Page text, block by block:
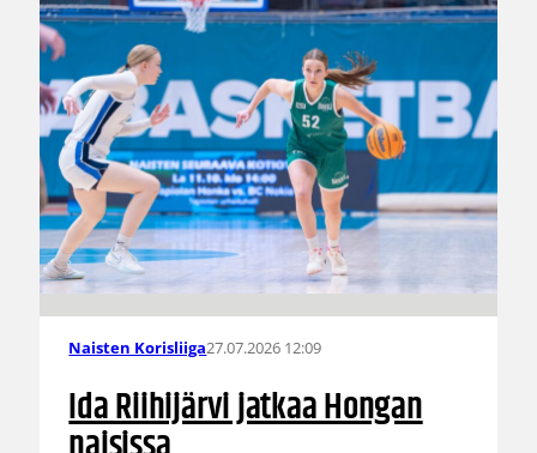
Naisten Korisliiga27.07.2026 12:09
Ida Riihijärvi jatkaa Hongan